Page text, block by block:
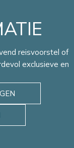
reisvoorstel of
exclusieve en